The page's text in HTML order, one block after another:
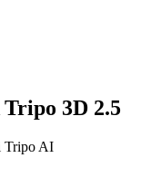
3D 2.5
Tripo AI